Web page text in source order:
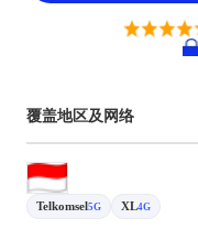
覆盖地区及网络
Telkomsel5G XL4G